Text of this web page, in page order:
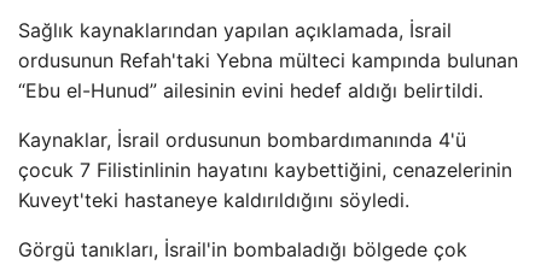
Sağlık kaynaklarından yapılan açıklamada, İsrail
ordusunun Refah'taki Yebna mülteci kampında bulunan
“Ebu el-Hunud” ailesinin evini hedef aldığı belirtildi.
Kaynaklar, İsrail ordusunun bombardımanında 4'ü
çocuk 7 Filistinlinin hayatını kaybettiğini, cenazelerinin
Kuveyt'teki hastaneye kaldırıldığını söyledi.
Görgü tanıkları, İsrail'in bombaladığı bölgede çok